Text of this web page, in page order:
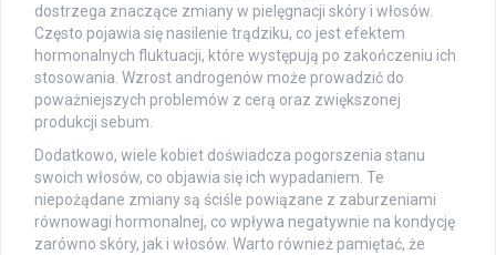
dostrzega znaczące zmiany w pielęgnacji skóry i włosów.
Często pojawia się nasilenie trądziku, co jest efektem
hormonalnych fluktuacji, które występują po zakończeniu ich
stosowania. Wzrost androgenów może prowadzić do
poważniejszych problemów z cerą oraz zwiększonej
produkcji sebum.
Dodatkowo, wiele kobiet doświadcza pogorszenia stanu
swoich włosów, co objawia się ich wypadaniem. Te
niepożądane zmiany są ściśle powiązane z zaburzeniami
równowagi hormonalnej, co wpływa negatywnie na kondycję
zarówno skóry, jak i włosów. Warto również pamiętać, że